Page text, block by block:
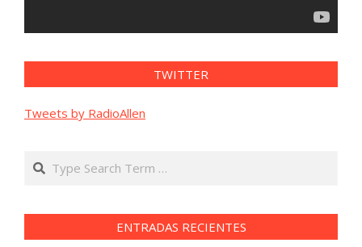
TWITTER
Tweets by RadioAllen
Search
ENTRADAS RECIENTES